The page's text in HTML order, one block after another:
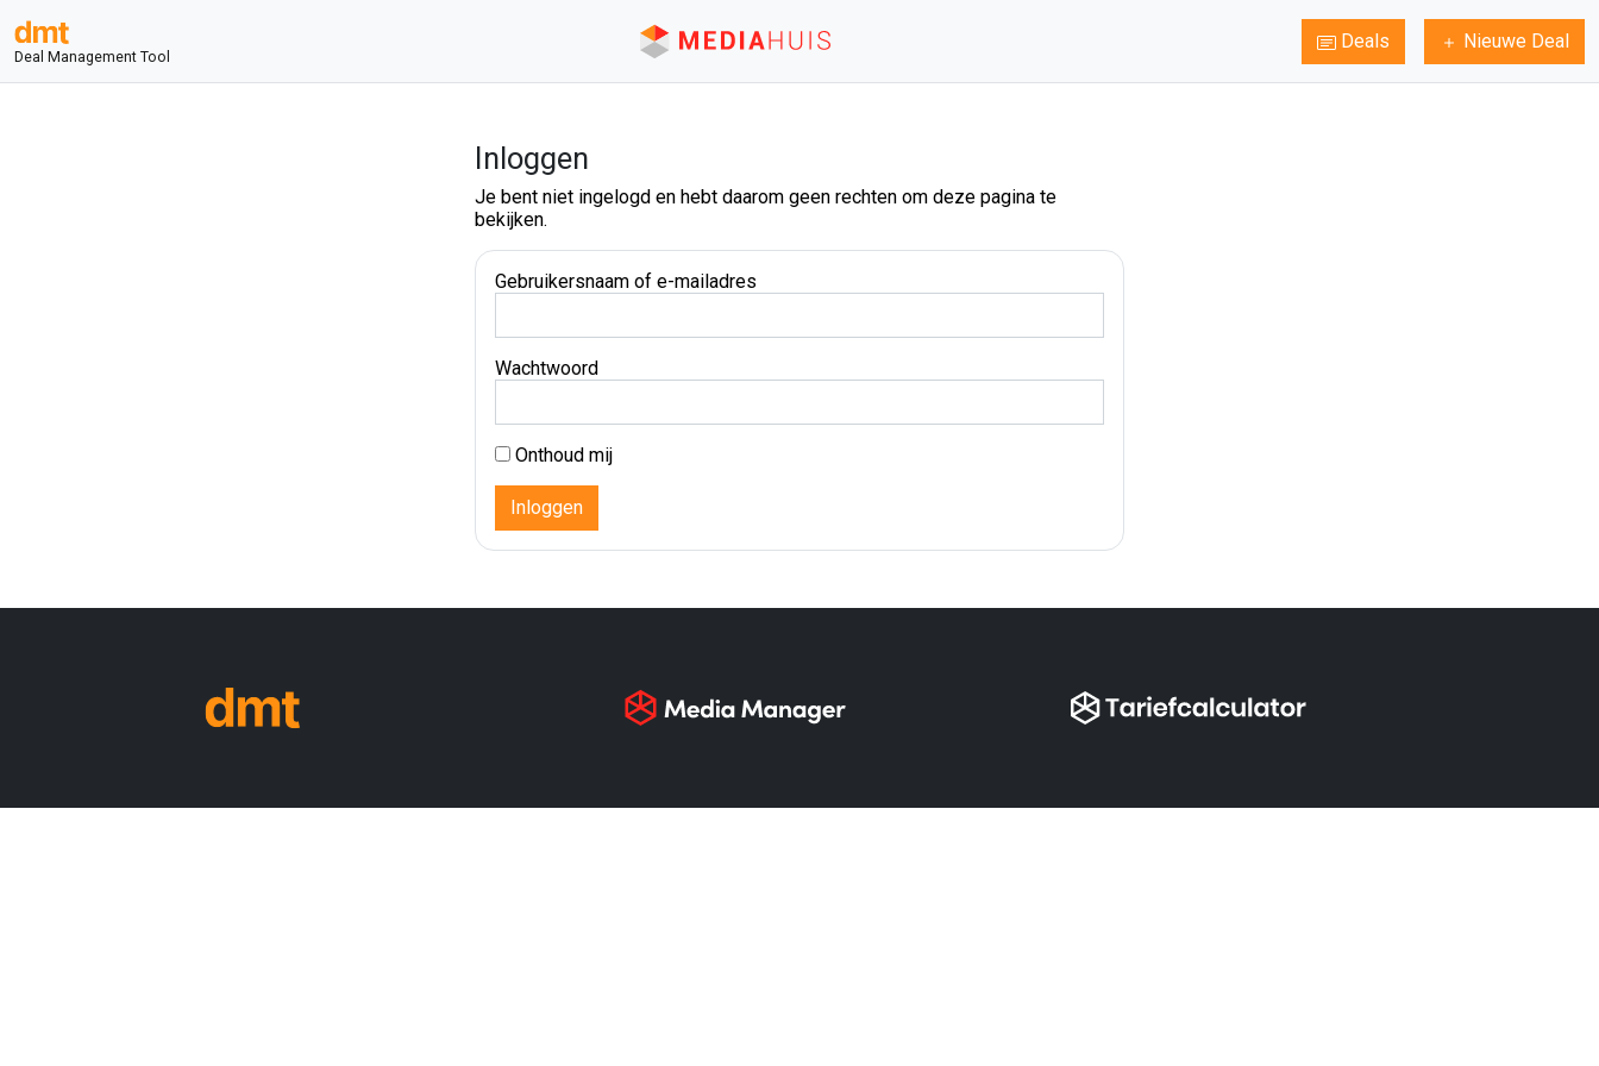
Deal Management Tool
Deals Nieuwe Deal
Inloggen
Je bent niet ingelogd en hebt daarom geen rechten om deze pagina te
bekijken.
Gebruikersnaam of e-mailadres
Wachtwoord
Onthoud mij